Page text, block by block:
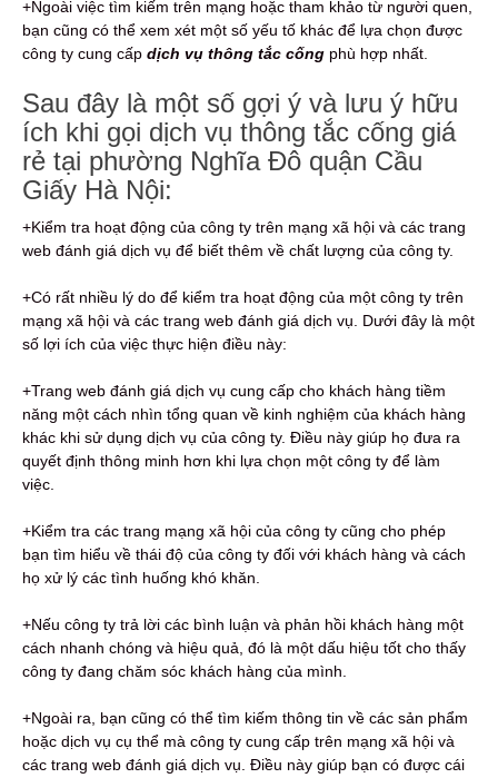
+Ngoài việc tìm kiếm trên mạng hoặc tham khảo từ người quen,
bạn cũng có thể xem xét một số yếu tố khác để lựa chọn được
công ty cung cấp dịch vụ thông tắc cống phù hợp nhất.
Sau đây là một số gợi ý và lưu ý hữu
ích khi gọi dịch vụ thông tắc cống giá
rẻ tại phường Nghĩa Đô quận Cầu
Giấy Hà Nội:
+Kiểm tra hoạt động của công ty trên mạng xã hội và các trang
web đánh giá dịch vụ để biết thêm về chất lượng của công ty.
+Có rất nhiều lý do để kiểm tra hoạt động của một công ty trên
mạng xã hội và các trang web đánh giá dịch vụ. Dưới đây là một
số lợi ích của việc thực hiện điều này:
+Trang web đánh giá dịch vụ cung cấp cho khách hàng tiềm
năng một cách nhìn tổng quan về kinh nghiệm của khách hàng
khác khi sử dụng dịch vụ của công ty. Điều này giúp họ đưa ra
quyết định thông minh hơn khi lựa chọn một công ty để làm
việc.
+Kiểm tra các trang mạng xã hội của công ty cũng cho phép
bạn tìm hiểu về thái độ của công ty đối với khách hàng và cách
họ xử lý các tình huống khó khăn.
+Nếu công ty trả lời các bình luận và phản hồi khách hàng một
cách nhanh chóng và hiệu quả, đó là một dấu hiệu tốt cho thấy
công ty đang chăm sóc khách hàng của mình.
+Ngoài ra, bạn cũng có thể tìm kiếm thông tin về các sản phẩm
hoặc dịch vụ cụ thể mà công ty cung cấp trên mạng xã hội và
các trang web đánh giá dịch vụ. Điều này giúp bạn có được cái